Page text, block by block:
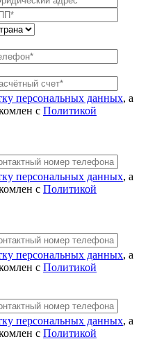
персональных данных, а
с Политикой
персональных данных, а
с Политикой
персональных данных, а
с Политикой
персональных данных, а
с Политикой